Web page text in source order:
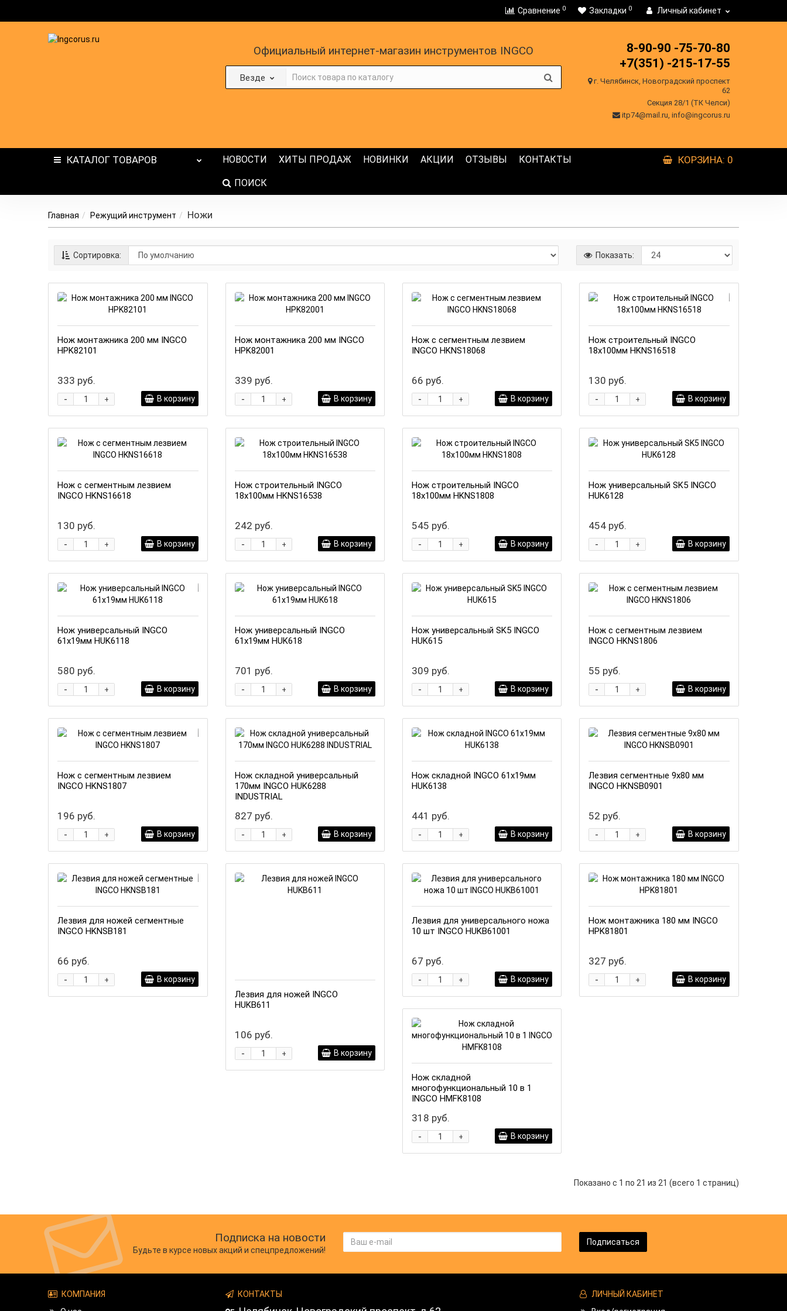
Сравнение 0 Закладки 0 Личный кабинет
Официальный интернет-магазин инструментов INGCO
Везде
8-90-90 -75-70-80
+7(351) -215-17-55
г. Челябинск, Новоградский проспект
62
Секция 28/1 (ТК Челси)
itp74@mail.ru, info@ingcorus.ru
КАТАЛОГ ТОВАРОВ НОВОСТИ ХИТЫ ПРОДАЖ НОВИНКИ АКЦИИ ОТЗЫВЫ КОНТАКТЫ
ПОИСК
КОРЗИНА: 0
Главная Режущий инструмент Ножи
Сортировка: Показать:
Нож монтажника 200 мм INGCO
HPK82101
333 руб.
+
- В корзину
Нож монтажника 200 мм INGCO
HPK82001
339 руб.
+
- В корзину
Нож с сегментным лезвием
INGCO HKNS18068
66 руб.
+
- В корзину
Нож строительный INGCO
18х100мм HKNS16518
130 руб.
+
- В корзину
Нож с сегментным лезвием
INGCO HKNS16618
130 руб.
+
- В корзину
Нож строительный INGCO
18х100мм HKNS16538
242 руб.
+
- В корзину
Нож строительный INGCO
18х100мм HKNS1808
545 руб.
+
- В корзину
Нож универсальный SK5 INGCO
HUK6128
454 руб.
+
- В корзину
Нож универсальный INGCO
61х19мм HUK6118
580 руб.
+
- В корзину
Нож универсальный INGCO
61х19мм HUK618
701 руб.
+
- В корзину
Нож универсальный SK5 INGCO
HUK615
309 руб.
+
- В корзину
Нож с сегментным лезвием
INGCO HKNS1806
55 руб.
+
- В корзину
Нож с сегментным лезвием
INGCO HKNS1807
196 руб.
+
- В корзину
Нож складной универсальный
170мм INGCO HUK6288
INDUSTRIAL
827 руб.
+
- В корзину
Нож складной INGCO 61x19мм
HUK6138
441 руб.
+
- В корзину
Лезвия сегментные 9x80 мм
INGCO HKNSB0901
52 руб.
+
- В корзину
Лезвия для ножей сегментные
INGCO HKNSB181
66 руб.
+
- В корзину
Лезвия для ножей INGCO
HUKB611
106 руб.
+
- В корзину
Лезвия для универсального ножа
10 шт INGCO HUKB61001
67 руб.
+
- В корзину
Нож монтажника 180 мм INGCO
HPK81801
327 руб.
+
- В корзину
Нож складной
многофункциональный 10 в 1
INGCO HMFK8108
318 руб.
+
- В корзину
Показано с 1 по 21 из 21 (всего 1 страниц)
Подписка на новости
Будьте в курсе новых акций и спецпредложений!
Подписаться
КОМПАНИЯ
КОНТАКТЫ
ЛИЧНЫЙ КАБИНЕТ